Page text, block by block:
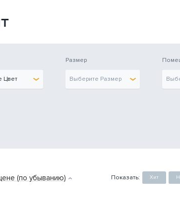
Цвет
Размер
Выберите Размер
(по убыванию) Показать: Хит